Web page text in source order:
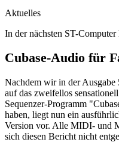
Aktuelles
In der nächsten ST-Computer
Cubase-Audio für
Nachdem wir in der Ausgabe
auf das zweifellos
Sequenzer-Programm
haben, liegt nun ein
Version vor. Alle MIDI- und
sich diesen Bericht nicht